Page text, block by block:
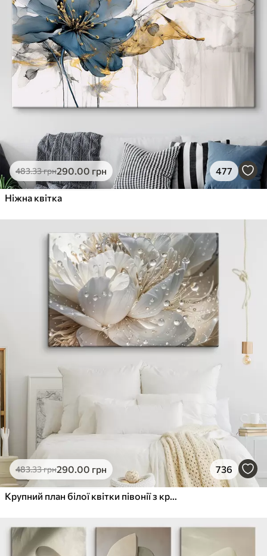
483.33грн290.00 грн 477
Ніжна квітка
483.33грн290.00 грн 736
Крупний план білої квітки півонії з крапельками води на пелюстках на розмитому фоні